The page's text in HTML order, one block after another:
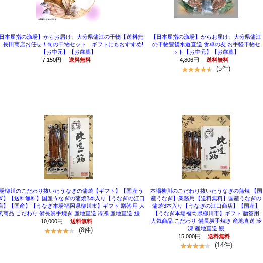
本屈指の漁場】からお届け、大分県蒲江の干物【送料無
長田商店お任せ！旬の干物セット ギフトにもおすすめ!!
【お中元】【お歳暮】
7,150円
送料無料
【日本屈指の漁場】からお届け、大分県蒲江
の干物豊後水道直送 食卓の友 お手軽干物セ
ット【お中元】【お歳暮】
4,806円
送料無料
(5件)
柳川のこだわり抜いたうなぎの蒲焼【ギフト】【国産う
】【送料無料】国産うなぎの蒲焼2本入り【うなぎの江口
】【国産】【うなぎ本場福岡県柳川市】ギフト 贈答用 人
商品 こだわり 備長炭手焼き 産地直送 冷凍 産地直送 鰻
10,000円
送料無料
(8件)
本場柳川のこだわり抜いたうなぎの蒲焼 【国
産うなぎ】業務用【送料無料】国産うなぎの
蒲焼3本入り【うなぎの江口商店】【国産】
【うなぎ本場福岡県柳川市】ギフト 贈答用
人気商品 こだわり 備長炭手焼き 産地直送 冷
凍 産地直送 鰻
15,000円
送料無料
(14件)